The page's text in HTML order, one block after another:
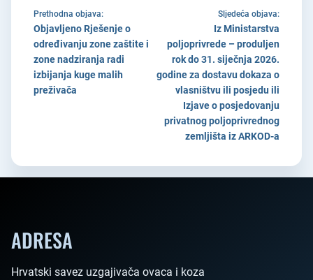
Prethodna objava:
Objavljeno Rješenje o
određivanju zone zaštite i
zone nadziranja radi
izbijanja kuge malih
preživača
Sljedeća objava:
Iz Ministarstva
poljoprivrede – produljen
rok do 31. siječnja 2026.
godine za dostavu dokaza o
vlasništvu ili posjedu ili
Izjave o posjedovanju
privatnog poljoprivrednog
zemljišta iz ARKOD-a
ADRESA
Hrvatski savez uzgajivača ovaca i koza